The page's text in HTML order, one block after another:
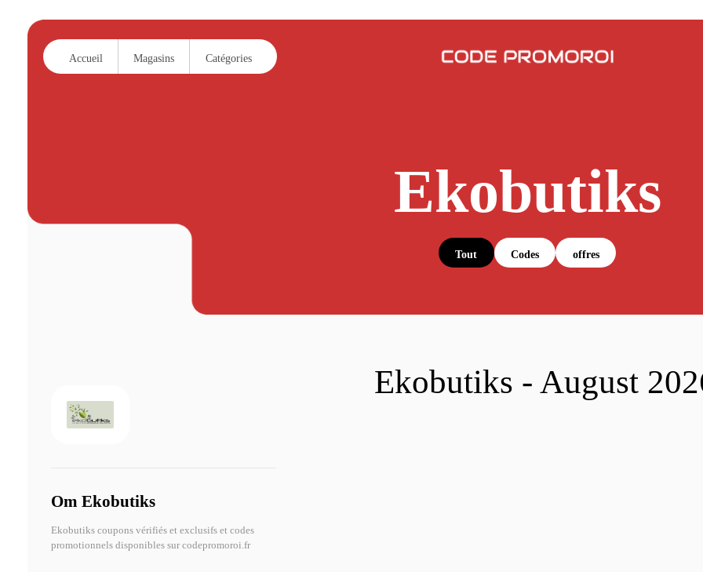
Accueil Magasins Catégories
Ekobutiks
Tout Codes offres
Ekobutiks - August
Om Ekobutiks
Ekobutiks coupons vérifiés et exclusifs et codes
promotionnels disponibles sur codepromoroi.fr